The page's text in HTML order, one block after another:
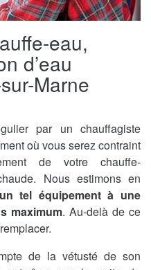
eau,
d’eau
Marne
par un chauffagiste
où vous serez contraint
de votre chauffe-
Nous estimons en
tel équipement à une
maximum. Au-delà de ce
de la vétusté de son